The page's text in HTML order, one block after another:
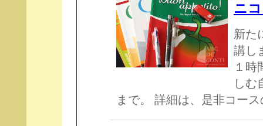
ニ
新た
講し
１時
しむ
まで。 詳細は、是非コー